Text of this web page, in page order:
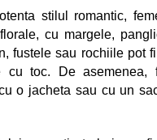
stilul romantic,
cu margele,
fustele sau rochiile pot
cu toc. De asemenea,
o jacheta sau cu un